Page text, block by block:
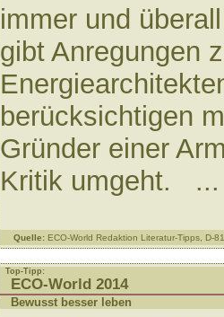
immer und
gibt Anregungen
berücksichtigen
Gründer einer
Kritik umgeht.
Quelle: ECO-World Redaktion Literatur-Tipps, D-
Top-Tipp:
ECO-World 2014
Bewusst besser leben